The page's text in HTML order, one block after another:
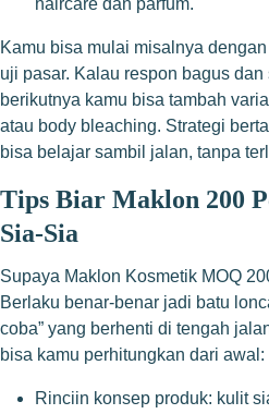
haircare dan parfum.
Kamu bisa mulai misalnya
uji pasar. Kalau respon bagus
berikutnya kamu bisa tambah
atau body bleaching. Strategi
bisa belajar sambil jalan, tanpa
Tips Biar Maklon 200
Sia-Sia
Supaya Maklon Kosmetik MOQ
Berlaku benar-benar jadi batu
coba” yang berhenti di tengah
bisa kamu perhitungkan dari awal:
Rinciin konsep produk: kulit